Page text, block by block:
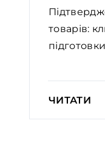
товарів:
ЧИТАТИ